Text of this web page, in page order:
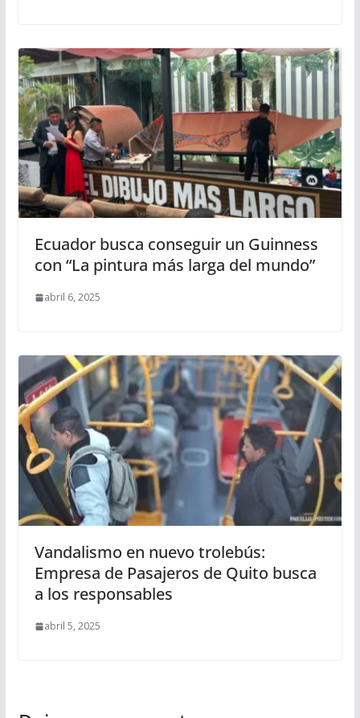
Ecuador busca conseguir un Guinness
con “La pintura más larga del mundo”
abril 6, 2025
Vandalismo en nuevo trolebús:
Empresa de Pasajeros de Quito busca
a los responsables
abril 5, 2025